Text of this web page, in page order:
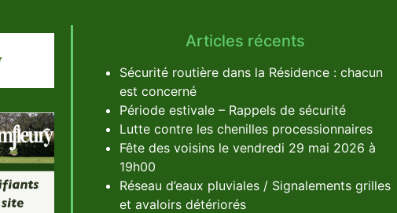
Articles récents
Sécurité routière dans la Résidence : chacun
est concerné
Période estivale – Rappels de sécurité
Lutte contre les chenilles processionnaires
Fête des voisins le vendredi 29 mai 2026 à
19h00
Réseau d’eaux pluviales / Signalements grilles
et avaloirs détériorés